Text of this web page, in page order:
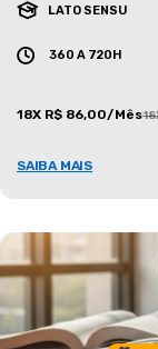
LATO SENSU
360 A 720H
18X R$ 86,00/Mês
SAIBA MAIS